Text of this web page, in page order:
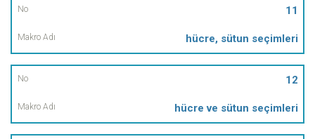
11
hücre, sütun seçimleri
12
hücre ve sütun seçimleri